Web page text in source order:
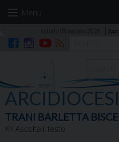
Menu
TRANI BARLETTA
Ascolta il testo